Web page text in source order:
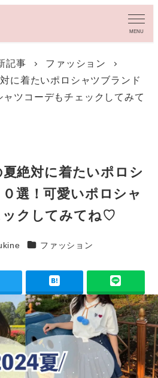
MENU
記事
ファッション
に着たいポロシャツブランド
ャツコーデもチェックしてみて
夏絶対に着たいポロシ
選！可愛いポロシャ
ックしてみてね♡
カテゴリー
ファッション